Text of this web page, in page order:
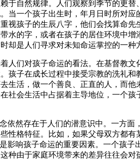
于自然规律。人们观察到季节的更
当一个孩子出生时，年月日时所对
视孩子的生辰八字，他们会找算命
水的字，或者在孩子的居住环境中
却是人们寻求对未知命运掌控的一种
人们对孩子命运的看法。在基督教
孩子在成长过程中接受宗教的洗礼
生活，做一个善良、正直的人，而
社会生活中占据着主导地位，一个
依然存在于人们的潜意识中。一方
性格特征。比如，如果父母双方都
影响孩子命运的重要因素。一个孩
种由于家庭环境带来的差异往往会